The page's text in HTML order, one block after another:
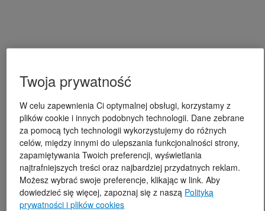
Twoja prywatność
W celu zapewnienia Ci optymalnej obsługi, korzystamy z
plików cookie i innych podobnych technologii. Dane zebrane
za pomocą tych technologii wykorzystujemy do różnych
celów, między innymi do ulepszania funkcjonalności strony,
zapamiętywania Twoich preferencji, wyświetlania
najtrafniejszych treści oraz najbardziej przydatnych reklam.
Możesz wybrać swoje preferencje, klikając w link. Aby
dowiedzieć się więcej, zapoznaj się z naszą Polityką
prywatności i plików cookies